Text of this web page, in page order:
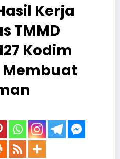
Kerja
TMMD
Kodim
Membuat